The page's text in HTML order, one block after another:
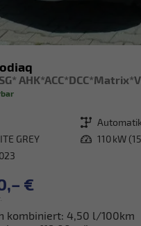
Getriebe
GREY Leistung 110 kW
€
kombiniert: 4,50 l/100km